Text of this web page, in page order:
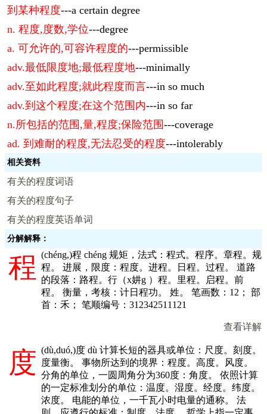
到某种程度---a certain degree
n. 程度,度数,学位---degree
a. 可允许的,可容许程度的---permissible
adv.最低限度地;最低程度地---minimally
adv.至如此程度;就此程度而言---in so much
adv.到这个程度;在这个范围内---in so far
n.所包括的范围,量,程度;保险范围 ---coverage
ad. 到难耐的程度,无法忍受的程度---intolerably
相关资料
有关的程度词语
有关的程度句子
有关的程度英语单词
分解解释：
程 (chéng,)程 chéng 规矩，法式：程式。程序。章程。规
程。 进展，限度：程度。进程。日程。过程。 道路
的段落：路程。行（x妌g ）程。里程。启程。前
程。 衡量，考核：计日程功。 姓。 笔画数：12； 部
首：禾； 笔顺编号：312342511121
查看详解
度 (dù,duó,)度 dù 计算长短的器具或单位：尺度。刻度。
度量衡。 事物所达到的境界：程度。高度。风度。
分角的单位，一圆周角分为360度：角度。 依照计算
的一定标准划分的单位：温度。湿度。经度。纬度。
浓度。 电能的单位，一千瓦小时电量的通称。 法